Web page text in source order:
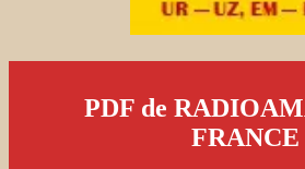
PDF de
FRANCE